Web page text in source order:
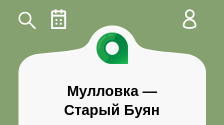
Мулловка—
Старый Буян